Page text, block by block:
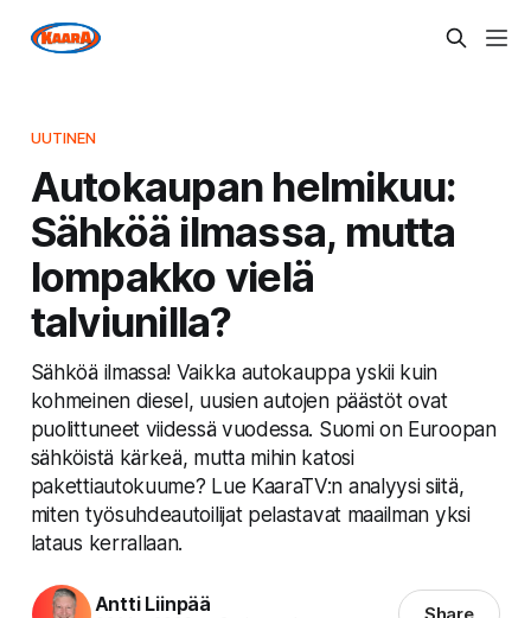
UUTINEN
Autokaupan helmikuu:
Sähköä ilmassa, mutta
lompakko vielä
talviunilla?
Sähköä ilmassa! Vaikka autokauppa yskii kuin
kohmeinen diesel, uusien autojen päästöt ovat
puolittuneet viidessä vuodessa. Suomi on Euroopan
sähköistä kärkeä, mutta mihin katosi
pakettiautokuume? Lue KaaraTV:n analyysi siitä,
miten työsuhdeautoilijat pelastavat maailman yksi
lataus kerrallaan.
Antti Liinpää